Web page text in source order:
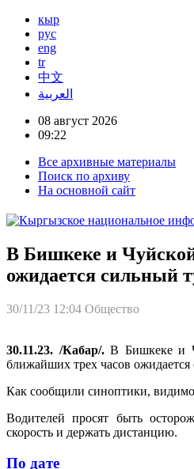
кыр
рус
eng
tr
中文
العربية
08 август 2026
09:22
Все архивные материалы
Поиск по архиву
На основной сайт
В Бишкеке и
ожидается сильный
30/11/23 12:04 Общество
30.11.23. /Кабар/.В Бишкеке и
ближайших трех часов
Как сообщили синоптики,
Водителей просят быть
скорость и держать дистанцию.
По дате